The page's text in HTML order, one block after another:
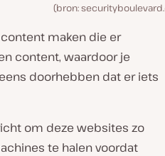
(bron:
maken die er
content, waardoor je
doorhebben dat er iets
om deze websites zo
te halen voordat